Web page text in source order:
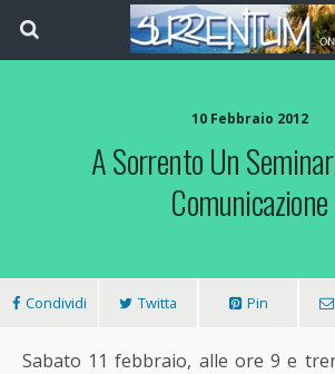
10 Febbraio 2012
A Sorrento Un
Comunicazione
Condividi Twitta Pin
Sabato 11 febbraio, alle ore 9 e